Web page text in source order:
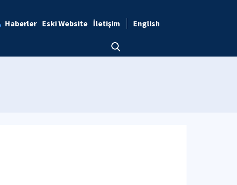
Haberler Eski Website İletişim English